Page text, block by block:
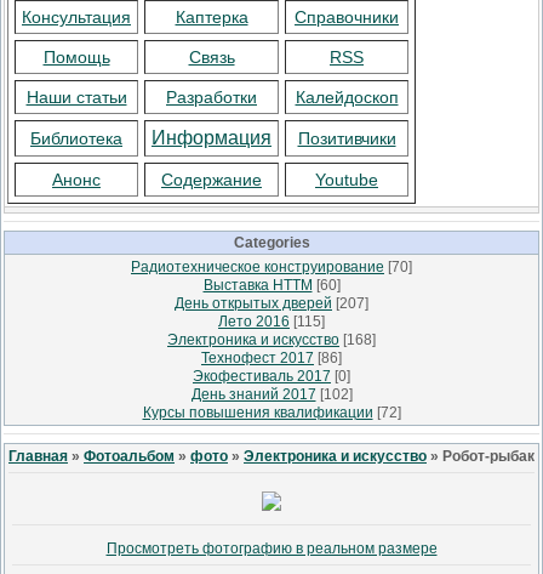
Консультация Каптерка Справочники
Помощь Связь RSS
Наши статьи Разработки Калейдоскоп
Библиотека Информация Позитивчики
Анонс Содержание Youtube
Categories
Радиотехническое конструирование [70]
Выставка НТТМ [60]
День открытых дверей [207]
Лето 2016 [115]
Электроника и искусство [168]
Технофест 2017 [86]
Экофестиваль 2017 [0]
День знаний 2017 [102]
Курсы повышения квалификации [72]
Главная » Фотоальбом » фото » Электроника и искусство » Робот-рыбак
Просмотреть фотографию в реальном размере